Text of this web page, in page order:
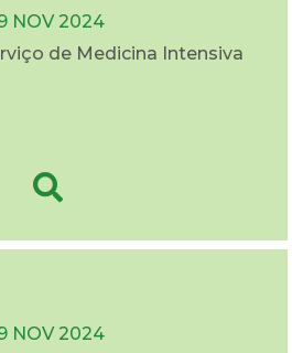
NOV 2024
de Medicina Intensiva
NOV 2024